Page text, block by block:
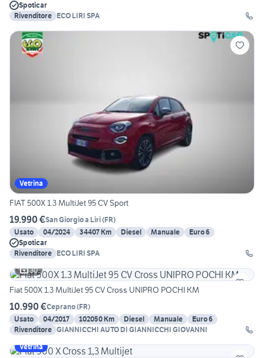
Spoticar
Rivenditore ECO LIRI SPA
Vetrina
FIAT 500X 1.3 MultiJet 95 CV Sport
19.990 €San Giorgio a Liri(FR)
Usato
04/2024 34407 Km Diesel Manuale
Euro 6
Spoticar
Rivenditore ECO LIRI SPA
30
Fiat 500X 1.3 MultiJet 95 CV Cross UNIPRO POCHI KM
10.990 €Ceprano(FR)
Usato
04/2017 102050 Km Diesel Manuale
Euro 6
Rivenditore GIANNICCHI AUTO DI GIANNICCHI GIOVANNI
Vetrina